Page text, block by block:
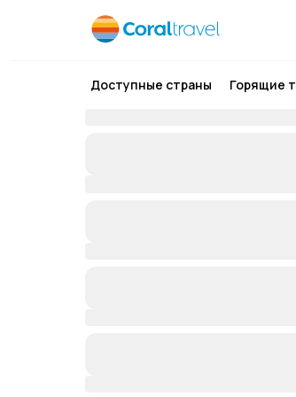
Доступные страны Горящие